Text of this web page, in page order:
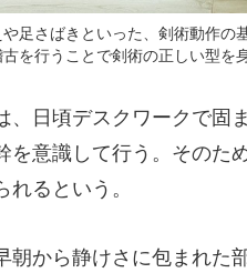
足さばきといった、剣術動作
を行うことで剣術の正しい型を
日頃デスクワークで固
を意識して行う。そのた
るという。
から静けさに包まれた